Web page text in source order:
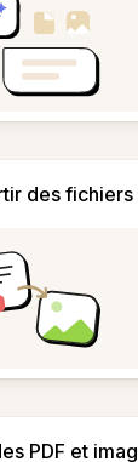
des fichiers
PDF et